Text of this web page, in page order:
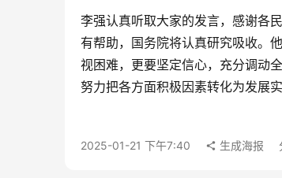
李强认真听取大家的发言，感谢各
有帮助，国务院将认真研究吸收。
视困难，更要坚定信心，充分调动
努力把各方面积极因素转化为发展
2025-01-21 下午7:40 生成海报